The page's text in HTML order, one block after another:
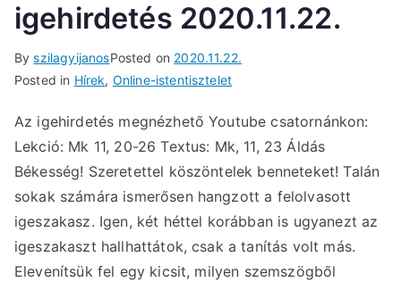
igehirdetés 2020.11.22.
ByszilagyijanosPosted on 2020.11.22.
Posted in Hírek, Online-istentisztelet
Az igehirdetés megnézhető Youtube csatornánkon:
Lekció: Mk 11, 20-26 Textus: Mk, 11, 23 Áldás
Békesség! Szeretettel köszöntelek benneteket! Talán
sokak számára ismerősen hangzott a felolvasott
igeszakasz. Igen, két héttel korábban is ugyanezt az
igeszakaszt hallhattátok, csak a tanítás volt más.
Elevenítsük fel egy kicsit, milyen szemszögből